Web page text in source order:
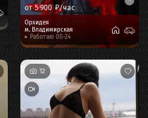
от5 900₽/час
Орхидея
м. Владимирская
Работаю 00-24
12